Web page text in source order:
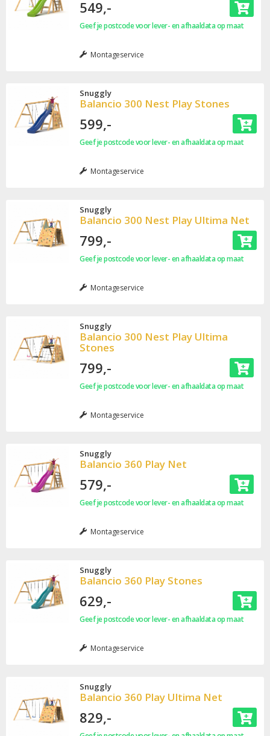
549,-
Geef je postcode voor lever- en afhaaldata op maat
Montageservice
Snuggly
Balancio 300 Nest Play Stones
599,-
Geef je postcode voor lever- en afhaaldata op maat
Montageservice
Snuggly
Balancio 300 Nest Play Ultima Net
799,-
Geef je postcode voor lever- en afhaaldata op maat
Montageservice
Snuggly
Balancio 300 Nest Play Ultima
Stones
799,-
Geef je postcode voor lever- en afhaaldata op maat
Montageservice
Snuggly
Balancio 360 Play Net
579,-
Geef je postcode voor lever- en afhaaldata op maat
Montageservice
Snuggly
Balancio 360 Play Stones
629,-
Geef je postcode voor lever- en afhaaldata op maat
Montageservice
Snuggly
Balancio 360 Play Ultima Net
829,-